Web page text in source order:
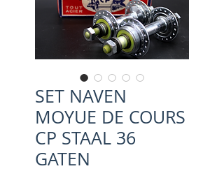
SET NAVEN
MOYUE DE COURS
CP STAAL 36
GATEN